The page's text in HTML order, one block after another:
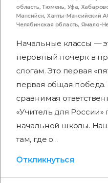
область,Тюмень, Уфа,
Мансийск,Ханты-Мансийский
Челябинская область, Ямало-
Начальные классы —
неровный почерк в
слогам. Это первая
первая общая
сравнимая
«Учитель для
начальной школы.
там, где о…
Откликнуться